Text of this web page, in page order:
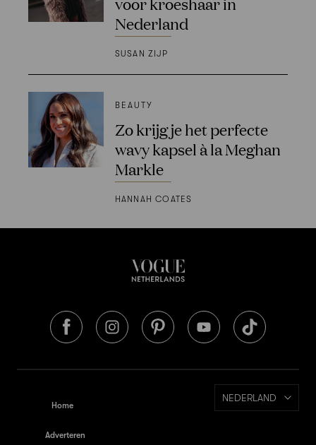
Nederland
SUSAN ZIJP
BEAUTY
Zo krijg je het perfecte
wavy kapsel à la Meghan
Markle
HANNAH COATES
Home
Adverteren
NEDERLAND